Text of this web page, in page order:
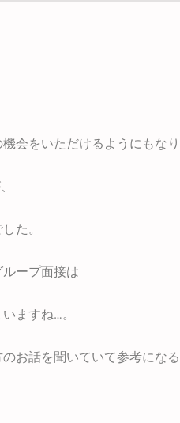
会をいただけるようにもなり
た。
ープ面接は
ますね…。
お話を聞いていて参考にな